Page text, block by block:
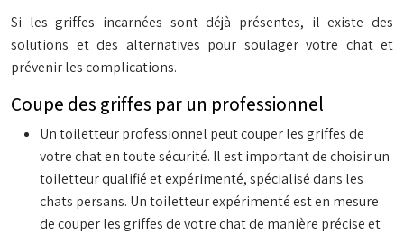
Si les griffes incarnées sont déjà présentes, il existe des
solutions et des alternatives pour soulager votre chat et
prévenir les complications.
Coupe des griffes par un professionnel
Un toiletteur professionnel peut couper les griffes de
votre chat en toute sécurité. Il est important de choisir un
toiletteur qualifié et expérimenté, spécialisé dans les
chats persans. Un toiletteur expérimenté est en mesure
de couper les griffes de votre chat de manière précise et